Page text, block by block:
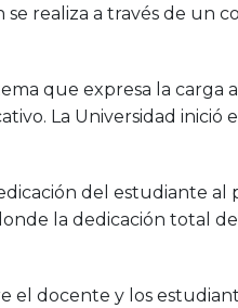
realiza a través de un
que expresa la carga
La Universidad inició
del estudiante al
la dedicación total
el docente y los